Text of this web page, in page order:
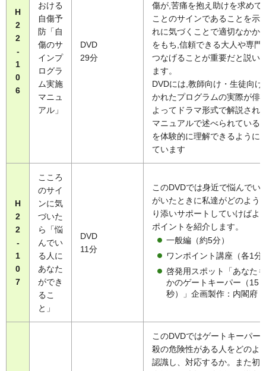
H
2
2
-
1
0
6
おける
自傷予
防「自
傷のサ
インプ
ログラ
ム実施
マニュ
アル」
DVD
29分
傷が,苦痛を抱え助けを求めて
ことのサインであることを示
れに気づくことで適切なかか
をもち,信頼できる大人や専門
つなげることが重要だと説い
ます。
DVDには,教師向け・生徒向け
かれたプログラムの実際が俳
よってドラマ形式で解説され,
マニュアルで述べられている
を体験的に理解できるように
ています
H
2
2
-
1
0
7
こころ
のサイ
ンに気
づいた
ら「悩
んでい
る人に
あなた
ができ
るこ
と」
DVD
11分
このDVDでは身近で悩んでい
がいたときに私達がどのよう
り添いサポートしていけばよ
ポイントを紹介します。
一般編（約5分）
ワンポイント講座（各1分
啓発用スポット「あなた
かのゲートキーパー（15
秒）」企画製作：内閣府
このDVDではゲートキーパー
殺の危険性がある人をどのよ
認識し、対応するか。また初